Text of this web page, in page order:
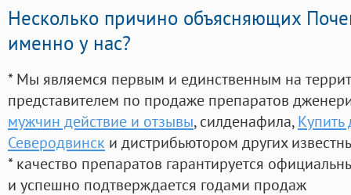
Несколько причино объясняющих
именно у нас?
* Мы являемся первым и единственным на
представителем по продаже препаратов
мужчин действие и отзывы, силденафила,
Северодвинск и дистрибьютором других
* качество препаратов гарантируется
и успешно подтверждается годами продаж